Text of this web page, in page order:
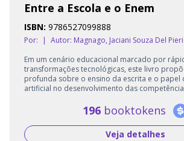
Entre a Escola e o Enem
ISBN: 9786527099888
Por: | Autor: Magnago, Jaciani Souza Del Pieri
Em um cenário educacional marcado por
transformações tecnológicas, este livro
profunda sobre o ensino da escrita e o papel
artificial no desenvolvimento das
196 booktokens
Veja detalhes